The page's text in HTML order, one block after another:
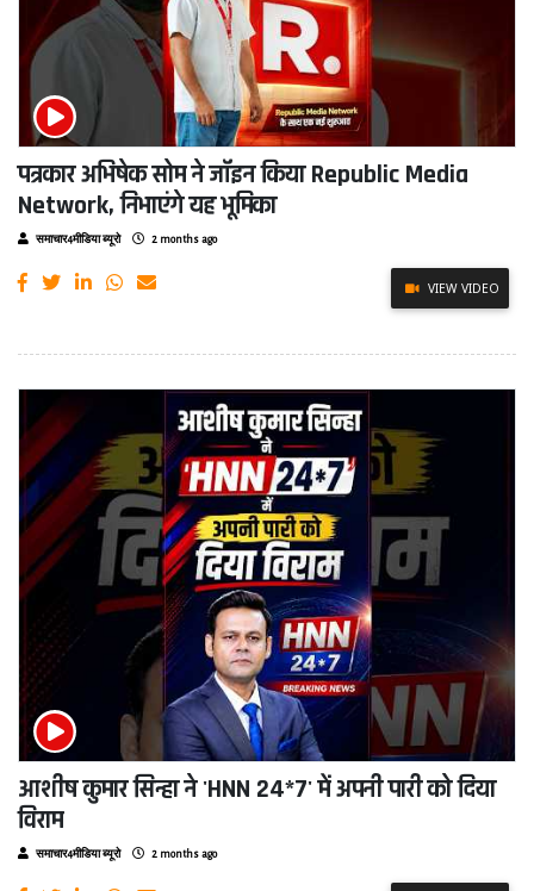
पत्रकार अभिषेक सोम ने जॉइन किया Republic Media
Network, निभाएंगे यह भूमिका
समाचार4मीडिया ब्यूरो 2 months ago
VIEW VIDEO
आशीष कुमार सिन्हा ने 'HNN 24*7' में अपनी पारी को दिया
विराम
समाचार4मीडिया ब्यूरो 2 months ago